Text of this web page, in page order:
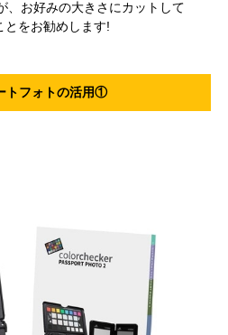
、お好みの大きさにカットして
とをお勧めします!
トフォトの活用①